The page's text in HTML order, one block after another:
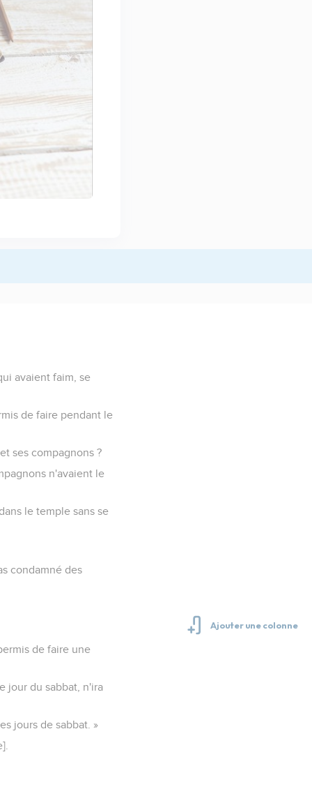
avaient faim, se
de faire pendant le
ses compagnons ?
n'avaient le
le temple sans se
condamné des
de faire une
jour du sabbat, n'ira
jours de sabbat. »